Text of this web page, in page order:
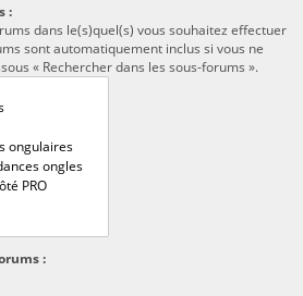
:
dans le(s)quel(s) vous souhaitez effectuer
sont automatiquement inclus si vous ne
« Rechercher dans les sous-forums ».
: